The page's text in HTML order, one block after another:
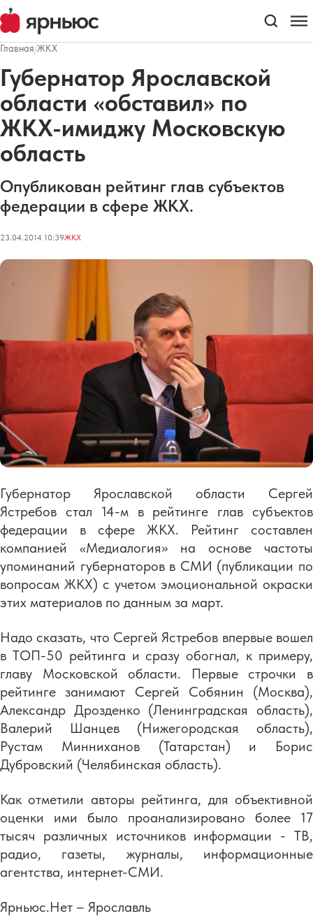
Главная/ЖКХ
Губернатор Ярославской
области «обставил» по
ЖКХ-имиджу Московскую
область
Опубликован рейтинг глав субъектов
федерации в сфере ЖКХ.
23.04.2014 10:39ЖКХ
Губернатор Ярославской области Сергей
Ястребов стал 14-м в рейтинге глав субъектов
федерации в сфере ЖКХ. Рейтинг составлен
компанией «Медиалогия» на основе частоты
упоминаний губернаторов в СМИ (публикации по
вопросам ЖКХ) с учетом эмоциональной окраски
этих материалов по данным за март.
Надо сказать, что Сергей Ястребов впервые вошел
в ТОП-50 рейтинга и сразу обогнал, к примеру,
главу Московской области. Первые строчки в
рейтинге занимают Сергей Собянин (Москва),
Александр Дрозденко (Ленинградская область),
Валерий Шанцев (Нижегородская область),
Рустам Минниханов (Татарстан) и Борис
Дубровский (Челябинская область).
Как отметили авторы рейтинга, для объективной
оценки ими было проанализировано более 17
тысяч различных источников информации - ТВ,
радио, газеты, журналы, информационные
агентства, интернет-СМИ.
Ярньюс.Нет – Ярославль